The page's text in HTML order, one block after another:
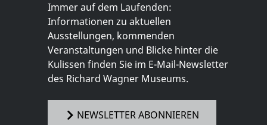
Immer auf dem Laufenden:
Informationen zu aktuellen
Ausstellungen, kommenden
Veranstaltungen und Blicke hinter die
Kulissen finden Sie im E-Mail-Newsletter
des Richard Wagner Museums.
NEWSLETTER ABONNIEREN